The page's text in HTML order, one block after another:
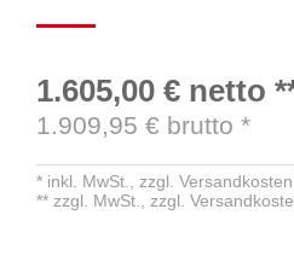
1.605,00 € netto
1.909,95 € brutto *
* inkl. MwSt., zzgl. Versandkosten
** zzgl. MwSt., zzgl.